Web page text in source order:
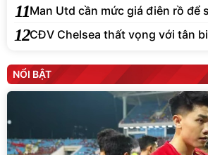
11Man Utd cần mức giá điên rồ để
12CĐV Chelsea thất vọng với tân
NỔI BẬT